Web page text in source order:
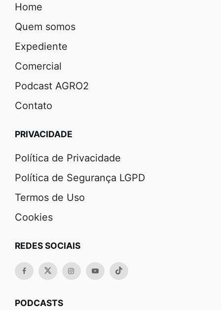
Home
Quem somos
Expediente
Comercial
Podcast AGRO2
Contato
PRIVACIDADE
Política de Privacidade
Política de Segurança LGPD
Termos de Uso
Cookies
REDES SOCIAIS
PODCASTS